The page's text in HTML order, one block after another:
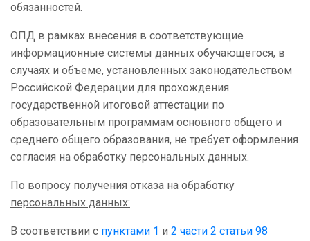
обязанностей.
ОПД в рамках внесения в соответствующие
информационные системы данных обучающегося, в
случаях и объеме, установленных законодательством
Российской Федерации для прохождения
государственной итоговой аттестации по
образовательным программам основного общего и
среднего общего образования, не требует оформления
согласия на обработку персональных данных.
По вопросу получения отказа на обработку
персональных данных:
В соответствии с пунктами 1 и 2 части 2 статьи 98